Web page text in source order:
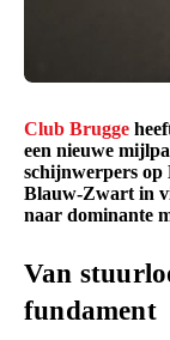
Club Brugge
een nieuwe
schijnwerpers op
Blauw-Zwart in
naar dominante
Van
fundament